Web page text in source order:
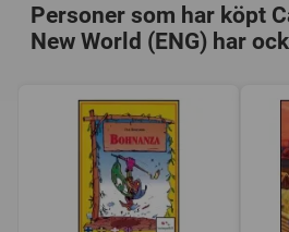
Serie: Carcassonne
Bygga städer
Tillverkare: Rio Grande Games
Länkar: Regler,Tillverkarens
BoardGameGeek
Försälj. rank:6714/18137
Personer som har köpt
New World (ENG) har